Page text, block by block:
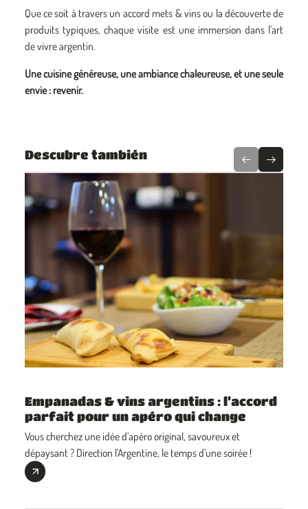
Que ce soit à travers un accord mets & vins ou la découverte de
produits typiques, chaque visite est une immersion dans l’art
de vivre argentin.
Une cuisine généreuse, une ambiance chaleureuse, et une seule
envie : revenir.
Descubre también
Empanadas & vins argentins : l’accord
parfait pour un apéro qui change
Vous cherchez une idée d’apéro original, savoureux et
dépaysant ? Direction l’Argentine, le temps d’une soirée !